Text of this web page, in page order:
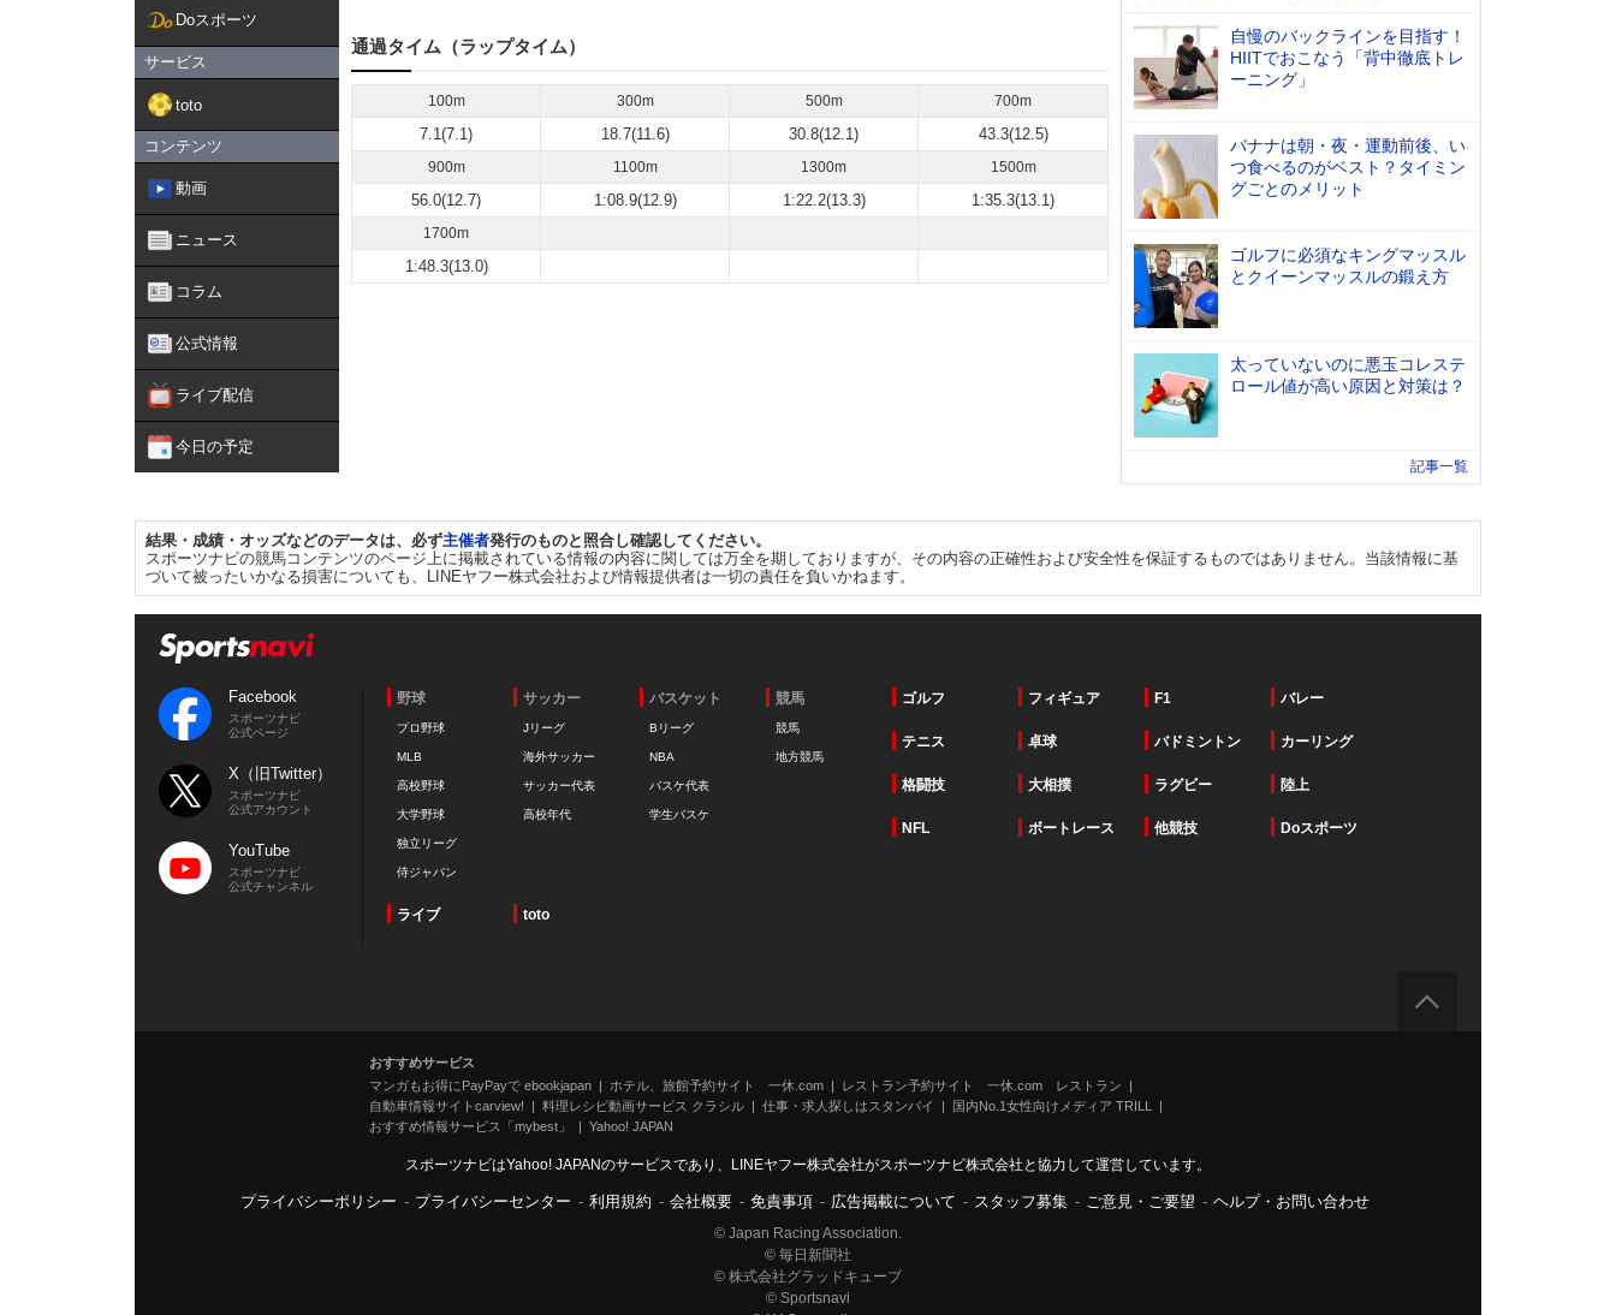
Doスポーツ
サービス
toto
コンテンツ
動画
ニュース
コラム
公式情報
ライブ配信
今日の予定
通過タイム（ラップタイム）
100m 300m 500m 700m
7.1(7.1) 18.7(11.6) 30.8(12.1) 43.3(12.5)
900m 1100m 1300m 1500m
56.0(12.7) 1:08.9(12.9) 1:22.2(13.3) 1:35.3(13.1)
1700m
1:48.3(13.0)
自慢のバックラインを目指す！
HIITでおこなう「背中徹底トレ
ーニング」
バナナは朝・夜・運動前後、い
つ食べるのがベスト？タイミン
グごとのメリット
ゴルフに必須なキングマッスル
とクイーンマッスルの鍛え方
太っていないのに悪玉コレステ
ロール値が高い原因と対策は？
記事一覧
結果・成績・オッズなどのデータは、必ず主催者発行のものと照合し確認してください。
スポーツナビの競馬コンテンツのページ上に掲載されている情報の内容に関しては万全を期しておりますが、その内容の正確性および安全性を保証するものではありません。当該情報に基
づいて被ったいかなる損害についても、LINEヤフー株式会社および情報提供者は一切の責任を負いかねます。
Facebook
スポーツナビ
公式ページ
X（旧Twitter）
スポーツナビ
公式アカウント
YouTube
スポーツナビ
公式チャンネル
野球
プロ野球
MLB
高校野球
大学野球
独立リーグ
侍ジャパン
サッカー
Jリーグ
海外サッカー
サッカー代表
高校年代
バスケット
Bリーグ
NBA
バスケ代表
学生バスケ
競馬
競馬
地方競馬
ゴルフ フィギュア F1 バレー
テニス 卓球 バドミントン カーリング
格闘技 大相撲 ラグビー 陸上
NFL ボートレース 他競技 Doスポーツ
ライブ toto
おすすめサービス
マンガもお得にPayPayで ebookjapan
ホテル、旅館予約サイト 一休.com
レストラン予約サイト 一休.com レストラン
自動車情報サイトcarview!
料理レシピ動画サービス クラシル 仕事・求人探しはスタンバイ
国内No.1女性向けメディア TRILL
おすすめ情報サービス「mybest」
Yahoo! JAPAN
スポーツナビはYahoo! JAPANのサービスであり、LINEヤフー株式会社がスポーツナビ株式会社と協力して運営しています。
プライバシーポリシー - プライバシーセンター - 利用規約 - 会社概要 - 免責事項 - 広告掲載について - スタッフ募集 - ご意見・ご要望 - ヘルプ・お問い合わせ
© Japan Racing Association.
© 毎日新聞社
© 株式会社グラッドキューブ
© Sportsnavi